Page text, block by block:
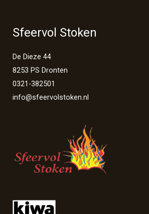
Sfeervol Stoken
De Dieze 44
8253 PS Dronten
0321-382501
info@sfeervolstoken.nl